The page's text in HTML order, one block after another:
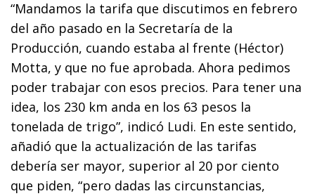
“Mandamos la tarifa que discutimos en febrero
del año pasado en la Secretaría de la
Producción, cuando estaba al frente (Héctor)
Motta, y que no fue aprobada. Ahora pedimos
poder trabajar con esos precios. Para tener una
idea, los 230 km anda en los 63 pesos la
tonelada de trigo”, indicó Ludi. En este sentido,
añadió que la actualización de las tarifas
debería ser mayor, superior al 20 por ciento
que piden, “pero dadas las circunstancias,